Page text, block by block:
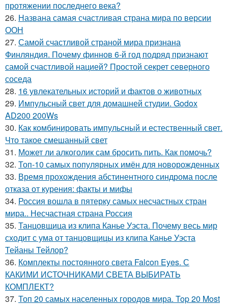
протяжении последнего века?
26. Названа самая счастливая страна мира по версии
ООН
27. Самой счастливой страной мира признана
Финляндия. Почему финнов 6-й год подряд признают
самой счастливой нацией? Простой секрет северного
соседа
28. 16 увлекательных историй и фактов о животных
29. Импульсный свет для домашней студии. Godox
AD200 200Ws
30. Как комбинировать импульсный и естественный свет.
Что такое смешанный свет
31. Может ли алкоголик сам бросить пить. Как помочь?
32. Топ-10 самых популярных имён для новорожденных
33. Время прохождения абстинентного синдрома после
отказа от курения: факты и мифы
34. Россия вошла в пятерку самых несчастных стран
мира.. Несчастная страна Россия
35. Танцовщица из клипа Канье Уэста. Почему весь мир
сходит с ума от танцовщицы из клипа Канье Уэста
Тейаны Тейлор?
36. Комплекты постоянного света Falcon Eyes. С
КАКИМИ ИСТОЧНИКАМИ СВЕТА ВЫБИРАТЬ
КОМПЛЕКТ?
37. Топ 20 самых населенных городов мира. Top 20 Most